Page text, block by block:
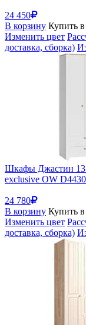
24 450
В корзину Купить
Изменить цвет
доставка, сборка)
Шкафы Джастин
exclusive OW
24 780
В корзину Купить
Изменить цвет
доставка, сборка)